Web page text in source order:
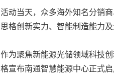
活动当天，众多海外知名分销
思格创新实力、智能制造能力
作为聚焦新能源光储领域科技
格宣布南通智慧能源中心正式